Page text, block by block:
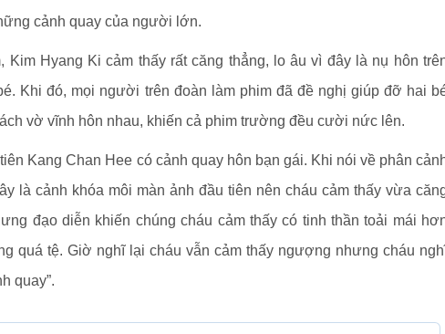
cảnh quay của người lớn.
Kim Hyang Ki cảm thấy rất căng thẳng, lo âu vì đây là nụ hôn
Khi đó, mọi người trên đoàn làm phim đã đề nghị giúp đỡ hai
vờ vĩnh hôn nhau, khiến cả phim trường đều cười nức lên.
Kang Chan Hee có cảnh quay hôn bạn gái. Khi nói về phân
là cảnh khóa môi màn ảnh đầu tiên nên cháu cảm thấy vừa
đạo diễn khiến chúng cháu cảm thấy có tinh thần toải mái
quá tệ. Giờ nghĩ lại cháu vẫn cảm thấy ngượng nhưng cháu
quay”.